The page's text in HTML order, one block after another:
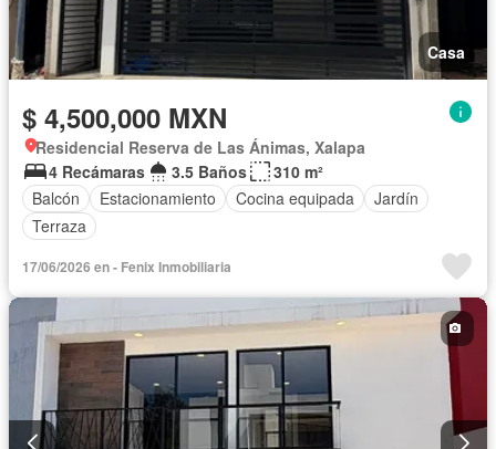
Casa
$ 4,500,000 MXN
Residencial Reserva de Las Ánimas, Xalapa
4 Recámaras
3.5 Baños
310 m²
Balcón
Estacionamiento Cocina equipada
Jardín
Terraza
17/06/2026 en - Fenix Inmobiliaria